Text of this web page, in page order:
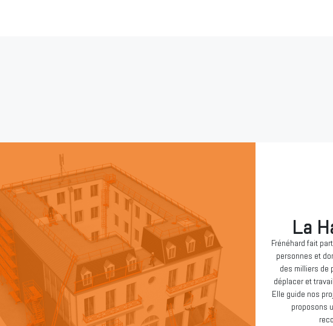
La
Frénéhard fait
personnes et
des milliers de
déplacer et
Elle guide nos
proposons